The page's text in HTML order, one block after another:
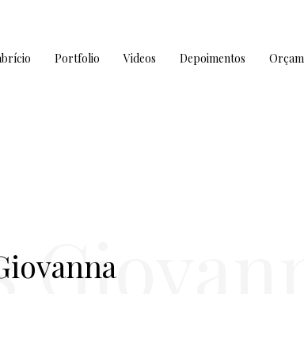
Portfolio Videos Depoimentos